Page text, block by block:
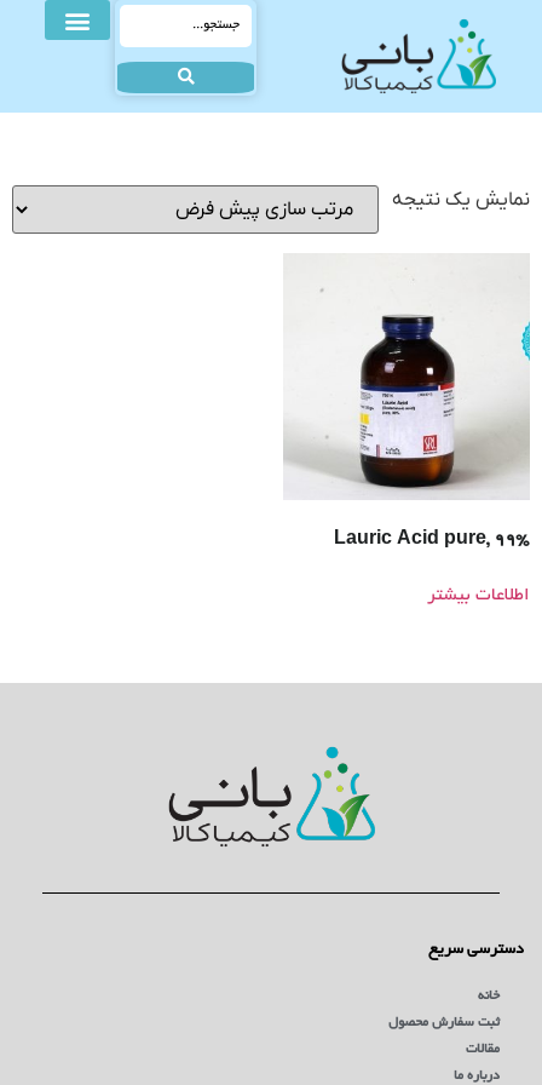
نمایش یک نتیجه
Lauric Acid pure, 99%
اطلاعات بیشتر
دسترسی سریع
خانه
ثبت سفارش محصول
مقالات
درباره ما